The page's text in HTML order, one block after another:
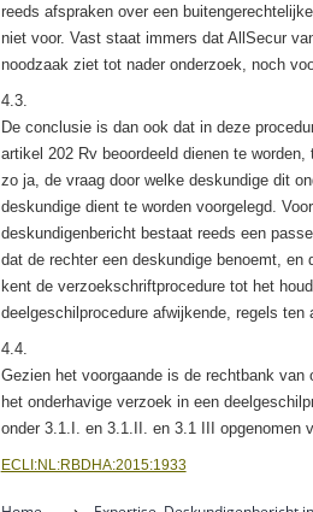
reeds afspraken over een
niet voor. Vast staat immers dat AllSecur
noodzaak ziet tot nader onderzoek, noch
4.3.
De conclusie is dan ook dat in deze
artikel 202 Rv beoordeeld dienen te
zo ja, de vraag door welke deskundige dit
deskundige dient te worden voorgelegd.
deskundigenbericht bestaat reeds een
dat de rechter een deskundige benoemt,
kent de verzoekschriftprocedure tot het
deelgeschilprocedure afwijkende, regels ten
4.4.
Gezien het voorgaande is de rechtbank van
het onderhavige verzoek in een
onder 3.1.Ι. en 3.1.ΙΙ. en 3.1 III
ECLI:NL:RBDHA:2015:1933